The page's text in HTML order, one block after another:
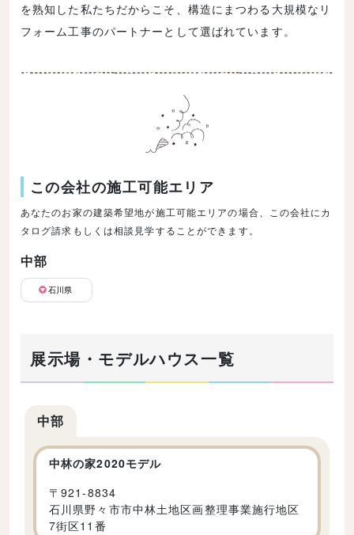
を熟知した私たちだからこそ、構造にまつわる大規模なリ
フォーム工事のパートナーとして選ばれています。
この会社の施工可能エリア
あなたのお家の建築希望地が施工可能エリアの場合、この会社にカ
タログ請求もしくは相談見学することができます。
中部
石川県
展示場・モデルハウス一覧
中部
中林の家2020モデル
〒921-8834
石川県野々市市中林土地区画整理事業施行地区
7街区11番